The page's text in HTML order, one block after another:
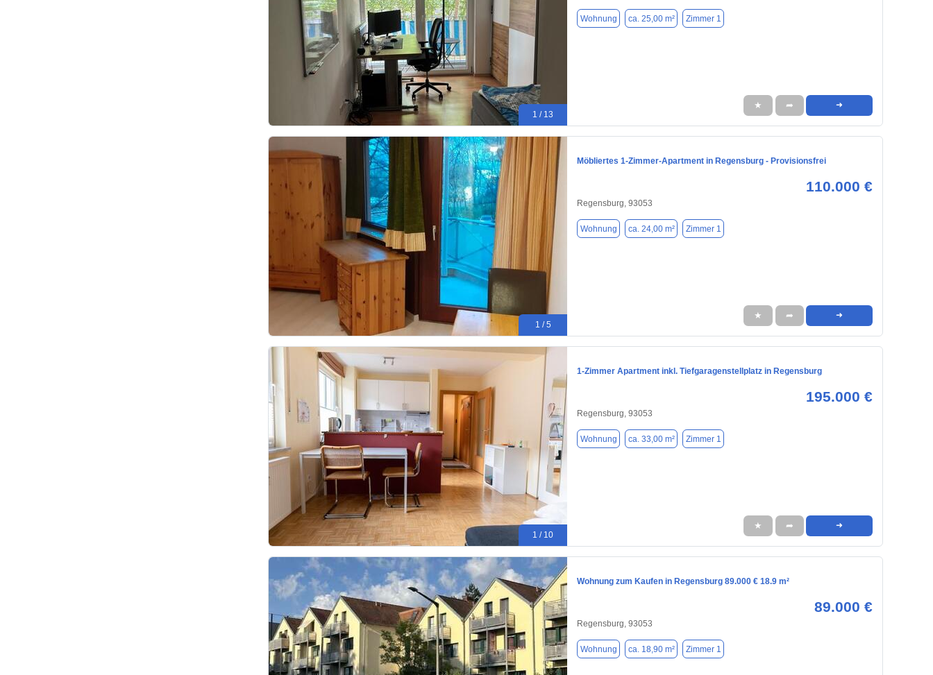
1 / 13
Wohnung ca. 25,00 m² Zimmer 1
★ ➦ ➜
1 / 5
Möbliertes 1-Zimmer-Apartment in Regensburg - Provisionsfrei
110.000 €
Regensburg, 93053
Wohnung ca. 24,00 m² Zimmer 1
★ ➦ ➜
1 / 10
1-Zimmer Apartment inkl. Tiefgaragenstellplatz in Regensburg
195.000 €
Regensburg, 93053
Wohnung ca. 33,00 m² Zimmer 1
★ ➦ ➜
Wohnung zum Kaufen in Regensburg 89.000 € 18.9 m²
89.000 €
Regensburg, 93053
Wohnung ca. 18,90 m² Zimmer 1